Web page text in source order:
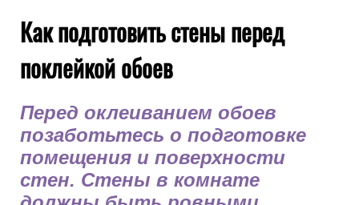
Как подготовить стены перед
поклейкой обоев
Перед оклеиванием обоев
позаботьтесь о подготовке
помещения и поверхности
стен. Стены в комнате